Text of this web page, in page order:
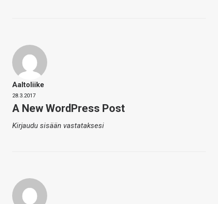
Aaltoliike
28.3.2017
A New WordPress Post
Kirjaudu sisään vastataksesi